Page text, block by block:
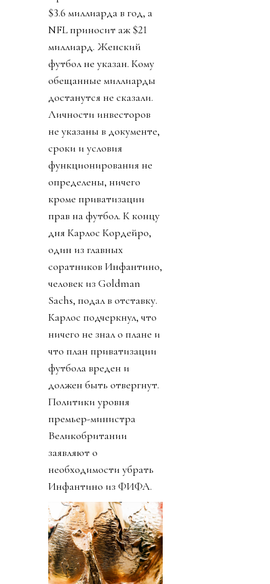
$3.6 миллиарда в год, а
NFL приносит аж $21
миллиард. Женский
футбол не указан. Кому
обещанные миллиарды
достанутся не сказали.
Личности инвесторов
не указаны в документе,
сроки и условия
функционирования не
определены, ничего
кроме приватизации
прав на футбол. К концу
дня Карлос Кордейро,
один из главных
соратников Инфантино,
человек из Goldman
Sachs, подал в отставку.
Карлос подчеркнул, что
ничего не знал о плане и
что план приватизации
футбола вреден и
должен быть отвергнут.
Политики уровня
премьер-министра
Великобритании
заявляют о
необходимости убрать
Инфантино из ФИФА.